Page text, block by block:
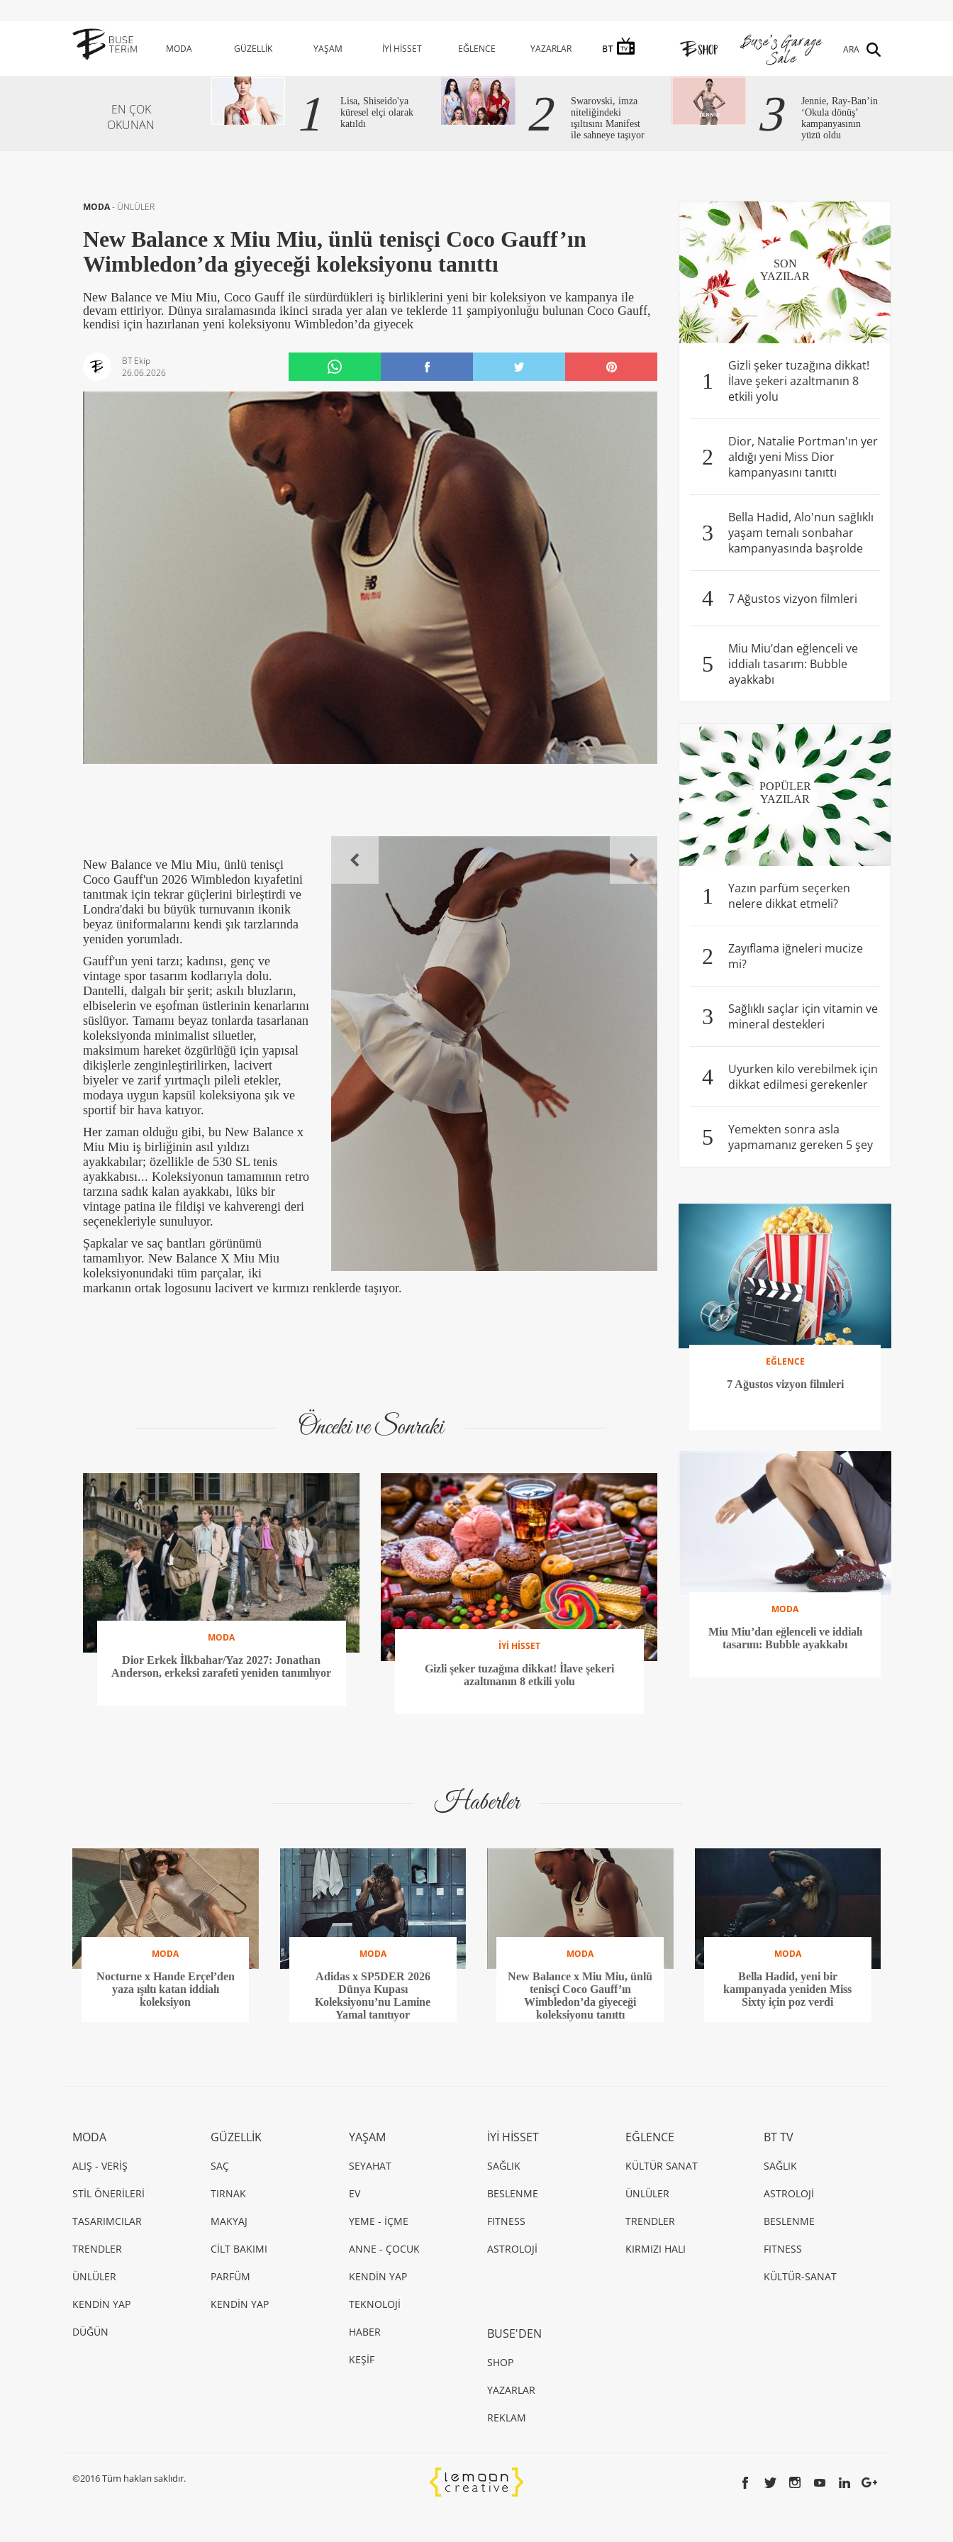
MODA GÜZELLİK YAŞAM İYİ HİSSET EĞLENCE YAZARLAR ARA
EN ÇOK
OKUNAN
1
Lisa, Shiseido'ya
küresel elçi olarak
katıldı
2
Swarovski, imza
niteliğindeki
ışıltısını Manifest
ile sahneye taşıyor
3
Jennie, Ray-Ban’in
‘Okula dönüş’
kampanyasının
yüzü oldu
MODA- ÜNLÜLER
New Balance x Miu Miu, ünlü tenisçi Coco Gauff’ın
Wimbledon’da giyeceği koleksiyonu tanıttı
New Balance ve Miu Miu, Coco Gauff ile sürdürdükleri iş birliklerini yeni bir koleksiyon ve kampanya ile
devam ettiriyor. Dünya sıralamasında ikinci sırada yer alan ve teklerde 11 şampiyonluğu bulunan Coco Gauff,
kendisi için hazırlanan yeni koleksiyonu Wimbledon’da giyecek
BT Ekip
26.06.2026
New Balance ve Miu Miu, ünlü tenisçi
Coco Gauff'un 2026 Wimbledon kıyafetini
tanıtmak için tekrar güçlerini birleştirdi ve
Londra'daki bu büyük turnuvanın ikonik
beyaz üniformalarını kendi şık tarzlarında
yeniden yorumladı.
Gauff'un yeni tarzı; kadınsı, genç ve
vintage spor tasarım kodlarıyla dolu.
Dantelli, dalgalı bir şerit; askılı bluzların,
elbiselerin ve eşofman üstlerinin kenarlarını
süslüyor. Tamamı beyaz tonlarda tasarlanan
koleksiyonda minimalist siluetler,
maksimum hareket özgürlüğü için yapısal
dikişlerle zenginleştirilirken, lacivert
biyeler ve zarif yırtmaçlı pileli etekler,
modaya uygun kapsül koleksiyona şık ve
sportif bir hava katıyor.
Her zaman olduğu gibi, bu New Balance x
Miu Miu iş birliğinin asıl yıldızı
ayakkabılar; özellikle de 530 SL tenis
ayakkabısı... Koleksiyonun tamamının retro
tarzına sadık kalan ayakkabı, lüks bir
vintage patina ile fildişi ve kahverengi deri
seçenekleriyle sunuluyor.
Şapkalar ve saç bantları görünümü
tamamlıyor. New Balance X Miu Miu
koleksiyonundaki tüm parçalar, iki
markanın ortak logosunu lacivert ve kırmızı renklerde taşıyor.
Önceki ve Sonraki
MODA
Dior Erkek İlkbahar/Yaz 2027: Jonathan
Anderson, erkeksi zarafeti yeniden tanımlıyor
İYİ HİSSET
Gizli şeker tuzağına dikkat! İlave şekeri
azaltmanın 8 etkili yolu
SON
YAZILAR
1
Gizli şeker tuzağına dikkat!
İlave şekeri azaltmanın 8
etkili yolu
2
Dior, Natalie Portman'ın yer
aldığı yeni Miss Dior
kampanyasını tanıttı
3
Bella Hadid, Alo'nun sağlıklı
yaşam temalı sonbahar
kampanyasında başrolde
4 7 Ağustos vizyon filmleri
5
Miu Miu’dan eğlenceli ve
iddialı tasarım: Bubble
ayakkabı
POPÜLER
YAZILAR
1
Yazın parfüm seçerken
nelere dikkat etmeli?
2
Zayıflama iğneleri mucize
mi?
3
Sağlıklı saçlar için vitamin ve
mineral destekleri
4
Uyurken kilo verebilmek için
dikkat edilmesi gerekenler
5
Yemekten sonra asla
yapmamanız gereken 5 şey
EĞLENCE
7 Ağustos vizyon filmleri
MODA
Miu Miu’dan eğlenceli ve iddialı
tasarım: Bubble ayakkabı
Haberler
MODA
Nocturne x Hande Erçel’den
yaza ışıltı katan iddialı
koleksiyon
MODA
Adidas x SP5DER 2026
Dünya Kupası
Koleksiyonu’nu Lamine
Yamal tanıtıyor
MODA
New Balance x Miu Miu, ünlü
tenisçi Coco Gauff’ın
Wimbledon’da giyeceği
koleksiyonu tanıttı
MODA
Bella Hadid, yeni bir
kampanyada yeniden Miss
Sixty için poz verdi
MODA
ALIŞ - VERİŞ
STİL ÖNERİLERİ
TASARIMCILAR
TRENDLER
ÜNLÜLER
KENDİN YAP
DÜĞÜN
GÜZELLİK
SAÇ
TIRNAK
MAKYAJ
CİLT BAKIMI
PARFÜM
KENDİN YAP
YAŞAM
SEYAHAT
EV
YEME - İÇME
ANNE - ÇOCUK
KENDİN YAP
TEKNOLOJİ
HABER
KEŞİF
İYİ HİSSET
SAĞLIK
BESLENME
FITNESS
ASTROLOJİ
EĞLENCE
KÜLTÜR SANAT
ÜNLÜLER
TRENDLER
KIRMIZI HALI
BT TV
SAĞLIK
ASTROLOJİ
BESLENME
FITNESS
KÜLTÜR-SANAT
BUSE'DEN
SHOP
YAZARLAR
REKLAM
©2016 Tüm hakları saklıdır.